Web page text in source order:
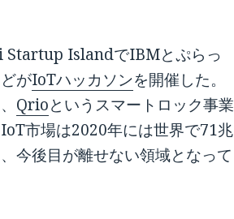
IslandでIBMとぷらっ
がIoTハッカソンを開催した。
Qrioというスマートロック事業
市場は2020年には世界で71兆
今後目が離せない領域となって